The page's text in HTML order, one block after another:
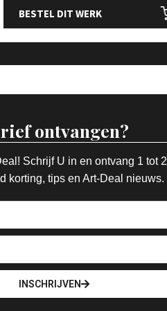
BESTEL DIT WERK
ontvangen?
Schrijf U in en ontvang 1 tot 2
korting, tips en Art-Deal nieuws.
INSCHRIJVEN